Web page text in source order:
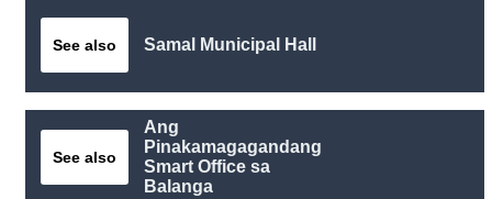
See also Samal Municipal Hall
See also
Ang
Pinakamagagandang
Smart Office sa
Balanga